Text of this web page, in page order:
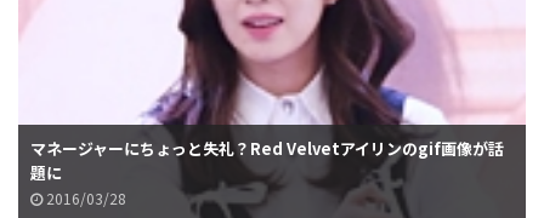
マネージャーにちょっと失礼？Red Velvetアイリンのgif画像が話
題に
2016/03/28